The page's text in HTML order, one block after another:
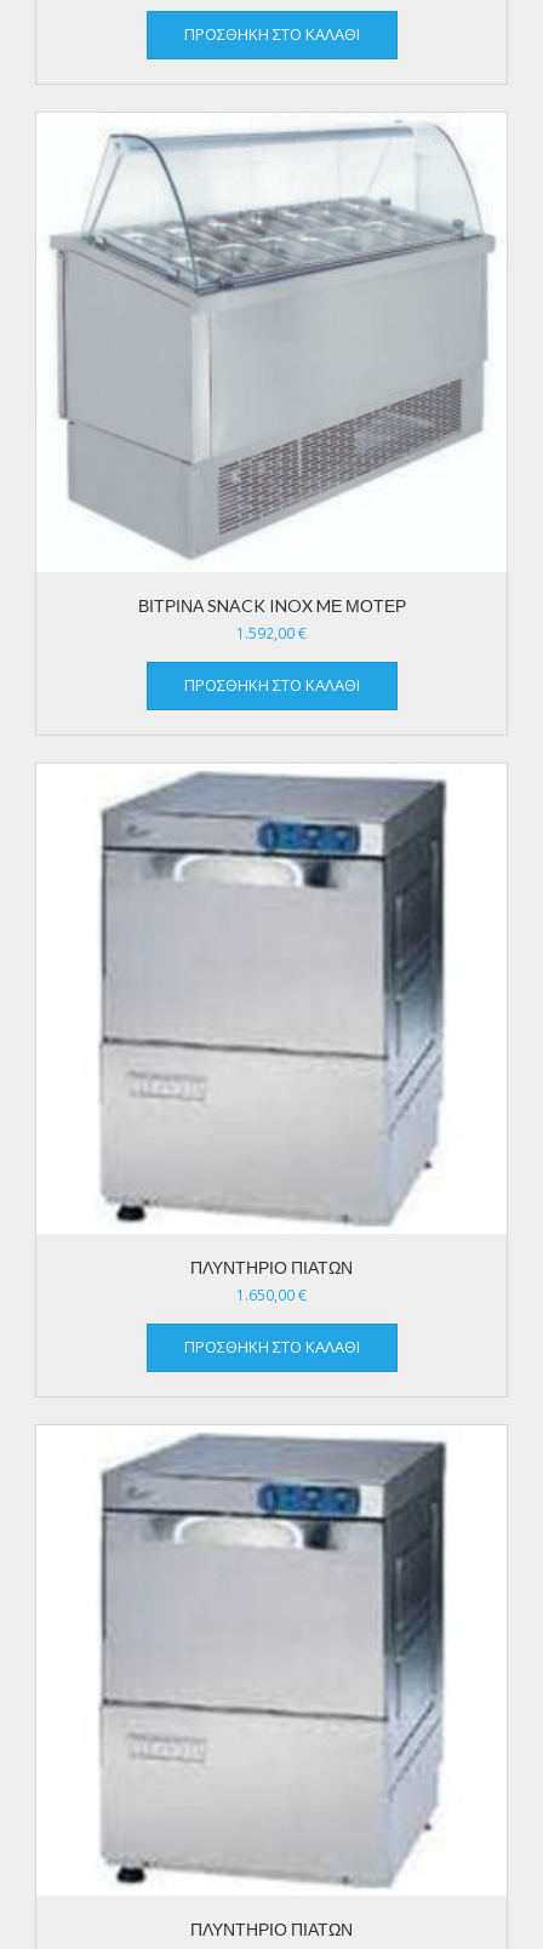
ΠΡΟΣΘΉΚΗ ΣΤΟ ΚΑΛΆΘΙ
ΒΙΤΡΙΝΑ SNACK INOX MΕ ΜΟΤΕΡ
1.592,00€
ΠΡΟΣΘΉΚΗ ΣΤΟ ΚΑΛΆΘΙ
ΠΛΥΝΤΗΡΙΟ ΠΙΑΤΩΝ
1.650,00€
ΠΡΟΣΘΉΚΗ ΣΤΟ ΚΑΛΆΘΙ
ΠΛΥΝΤΗΡΙΟ ΠΙΑΤΩΝ